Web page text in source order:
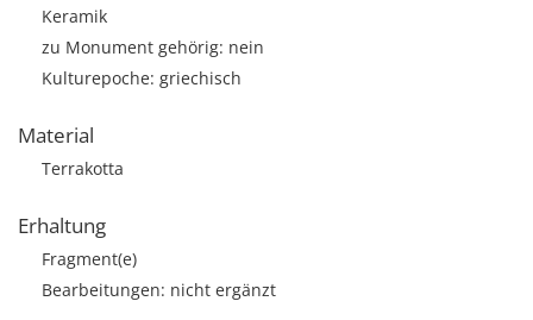
Keramik
zu Monument gehörig: nein
Kulturepoche: griechisch
Material
Terrakotta
Erhaltung
Fragment(e)
Bearbeitungen: nicht ergänzt